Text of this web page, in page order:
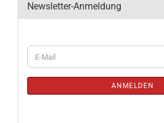
Newsletter-Anmeldung
WEITER
ZUR
E-
Mail
ANMELDEN